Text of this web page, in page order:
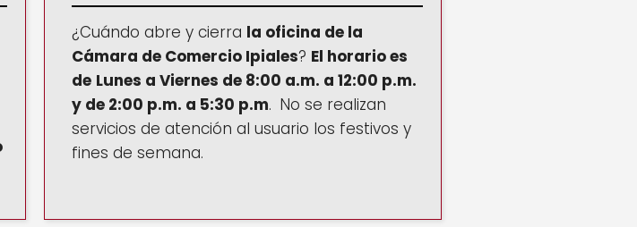
¿Cuándo abre y cierra la oficina de la
Cámara de Comercio Ipiales? El horario es
de Lunes a Viernes de 8:00 a.m. a 12:00 p.m.
y de 2:00 p.m. a 5:30 p.m. No se realizan
servicios de atención al usuario los festivos y
fines de semana.